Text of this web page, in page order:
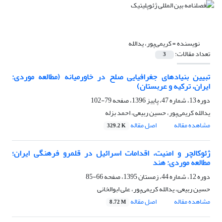
نویسنده =کریمی‌پور، یدالله
تعداد مقالات: 3
تبیین بنیادهای جغرافیایی صلح در خاورمیانه (مطالعه موردی:
ایران، ترکیه و عربستان)
دوره 13، شماره 47، پاییز 1396، صفحه
79-102
یدالله کریمی‌پور، حسین ربیعی، احمد بزله
مشاهده مقاله
اصل مقاله 329.2 K
ژئوکالچر و امنیت، اقدامات اسرائیل در قلمرو فرهنگی ایران؛
مطالعه موردی: هند
دوره 12، شماره 44، زمستان 1395، صفحه
66-85
حسین ربیعی، یدالله کریمی‌پور، علی ابوالخانی
مشاهده مقاله
اصل مقاله 8.72 M